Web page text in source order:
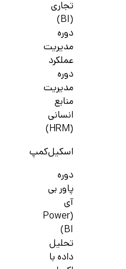
تجاری
(BI)
دوره
مدیریت
عملکرد
دوره
مدیریت
منابع
انسانی
(HRM)
اسکیل‌کمپ
دوره
پاور بی
آی
(Power
BI)
تحلیل
داده با